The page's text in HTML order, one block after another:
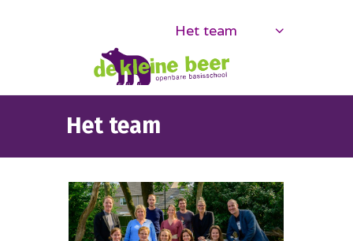
Het team
Het team